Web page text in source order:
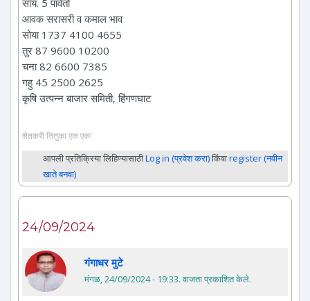
सायं. 5 पावेतो
आवक सरासरी व कमाल भाव
सोया 1737 4100 4655
तुर 87 9600 10200
चना 82 6600 7385
गहु 45 2500 2625
कृषि उत्पन्न बाजार समिती, हिंगणघाट
शेतकरी तितुका एक एक!
आपली प्रतिक्रिया लिहिण्यासाठीLog in (प्रवेश करा)किंवाregister (नवीन
खाते बनवा)
24/09/2024
गंगाधर मुटे
मंगळ, 24/09/2024 - 19:33. वाजता प्रकाशित केले.